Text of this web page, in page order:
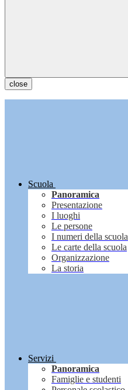
close
Scuola
Panoramica
Presentazione
I luoghi
Le persone
I numeri della scuola
Le carte della scuola
Organizzazione
La storia
Servizi
Panoramica
Famiglie e studenti